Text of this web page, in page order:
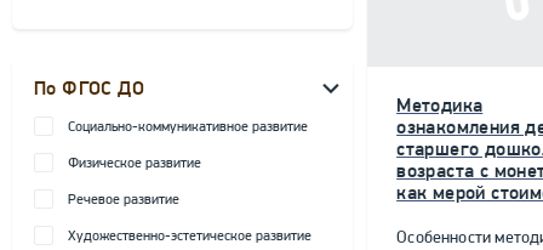
По ФГОС ДО
Социально-коммуникативное развитие
Физическое развитие
Речевое развитие
Художественно-эстетическое развитие
Методика
ознакомления
старшего
возраста с
как мерой
Особенности